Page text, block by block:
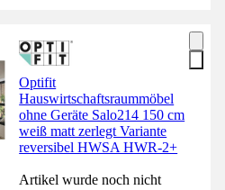
Optifit
Hauswirtschaftsraummöbel
ohne Geräte Salo214 150 cm
weiß matt zerlegt Variante
reversibel HWSA HWR-2+
Artikel wurde noch nicht